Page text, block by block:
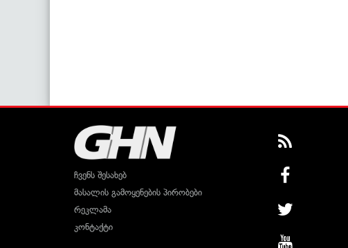
ჩვენს შესახებ
მასალის გამოყენების პირობები
რეკლამა
კონტაქტი